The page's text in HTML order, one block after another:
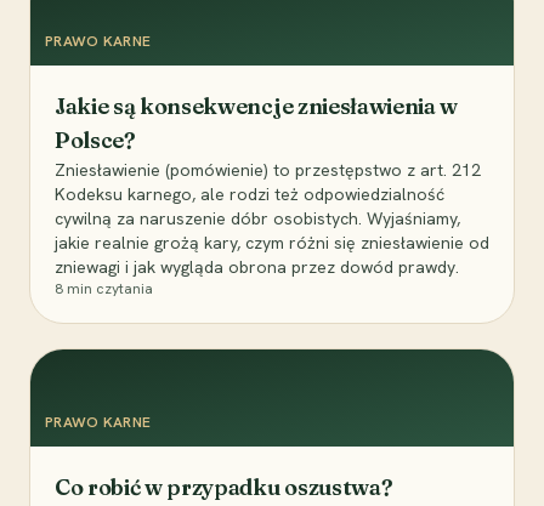
PRAWO KARNE
Jakie są konsekwencje zniesławienia w
Polsce?
Zniesławienie (pomówienie) to przestępstwo z art. 212
Kodeksu karnego, ale rodzi też odpowiedzialność
cywilną za naruszenie dóbr osobistych. Wyjaśniamy,
jakie realnie grożą kary, czym różni się zniesławienie od
zniewagi i jak wygląda obrona przez dowód prawdy.
8 min czytania
PRAWO KARNE
Co robić w przypadku oszustwa?